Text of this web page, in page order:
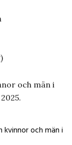
och män i